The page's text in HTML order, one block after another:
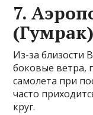
7.
(Гумрак)
Из-за близости
боковые ветра,
самолета при
часто
круг.